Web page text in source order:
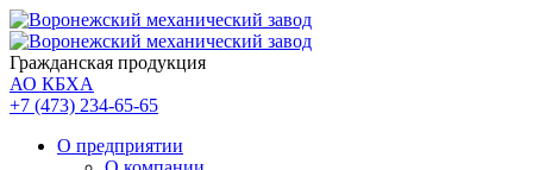
Гражданская продукция
АО КБХА
+7 (473) 234-65-65
О предприятии